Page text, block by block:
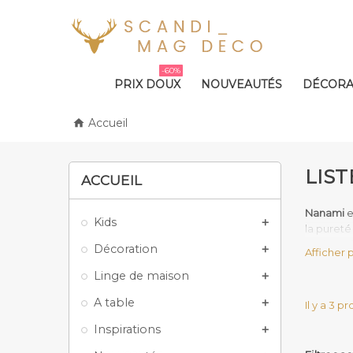
PRIX DOUX
-60%
NOUVEAUTÉS
 Accueil
ACCUEIL
Kids 
Décoration 
Linge de maison 
A table 
Inspirations 
Nanami
la
Depuis
confort
Afficher
Il y a 3